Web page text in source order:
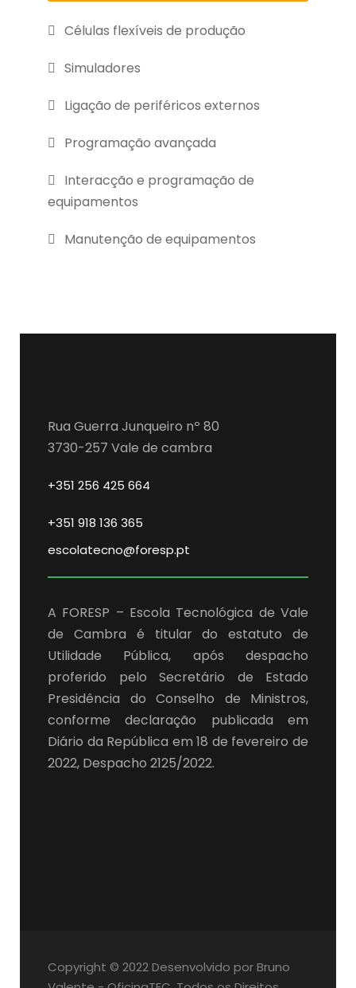
Células flexíveis de produção
Simuladores
Ligação de periféricos externos
Programação avançada
Interacção e programação de
equipamentos
Manutenção de equipamentos
Rua Guerra Junqueiro nº 80
3730-257 Vale de cambra
+351 256 425 664
+351 918 136 365
escolatecno@foresp.pt
A FORESP – Escola Tecnológica de Vale
de Cambra é titular do estatuto de
Utilidade Pública, após despacho
proferido pelo Secretário de Estado
Presidência do Conselho de Ministros,
conforme declaração publicada em
Diário da República em 18 de fevereiro de
2022, Despacho 2125/2022.
Copyright © 2022 Desenvolvido por Bruno